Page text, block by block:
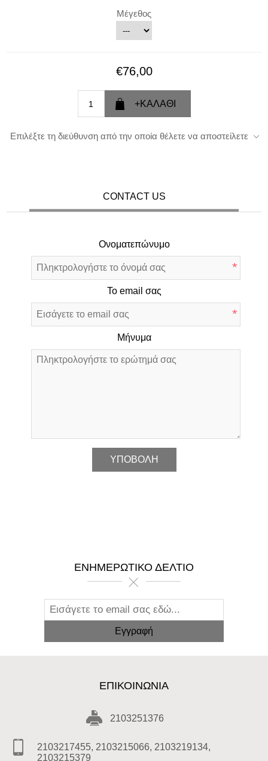
Μέγεθος
€76,00
Επιλέξτε τη διεύθυνση από την οποία θέλετε να αποστείλετε
CONTACT US
Ονοματεπώνυμο
*
Το email σας
*
Μήνυμα
ΕΝΗΜΕΡΩΤΙΚΌ ΔΕΛΤΊΟ
ΕΠΙΚΟΙΝΩΝΊΑ
2103251376
2103217455, 2103215066, 2103219134,
2103215379